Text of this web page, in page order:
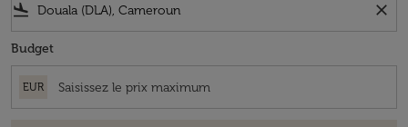
flight_land close
Budget
EUR